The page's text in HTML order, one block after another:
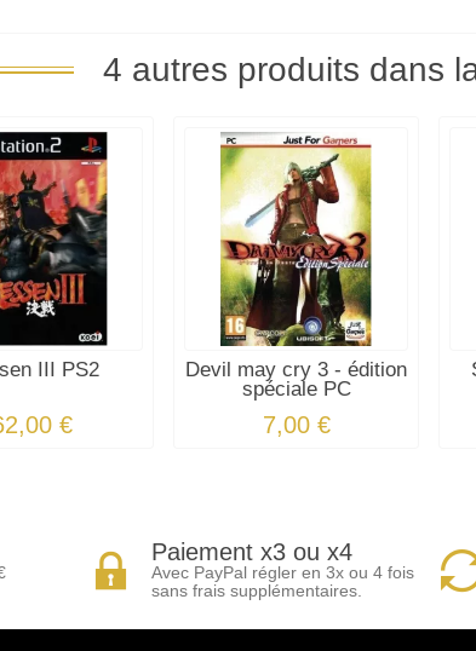
4 autres produits dans
III PS2
€
Devil may cry 3 - édition
spéciale PC
7,00 €
Paiement x3 ou x4
Avec PayPal régler en 3x ou 4 fois
sans frais supplémentaires.